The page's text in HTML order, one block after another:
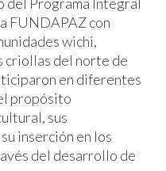
FUNDAPAZ con
wichi,
criollas del norte de
en diferentes
propósito
sus
inserción en los
del desarrollo de